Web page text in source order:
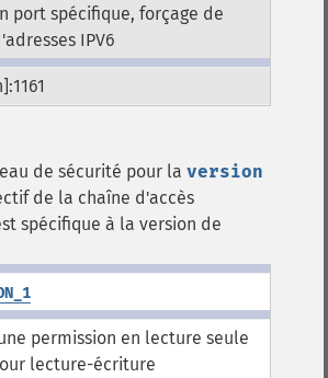
port spécifique, forçage de
IPV6
de sécurité pour la version
de la chaîne d'accès
spécifique à la version de
permission en lecture seule
lecture-écriture